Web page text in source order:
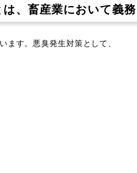
、畜産業において義
ます。悪臭発生対策として、